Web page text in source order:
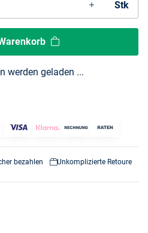
Stk
werden geladen ...
bezahlen Unkomplizierte Retoure